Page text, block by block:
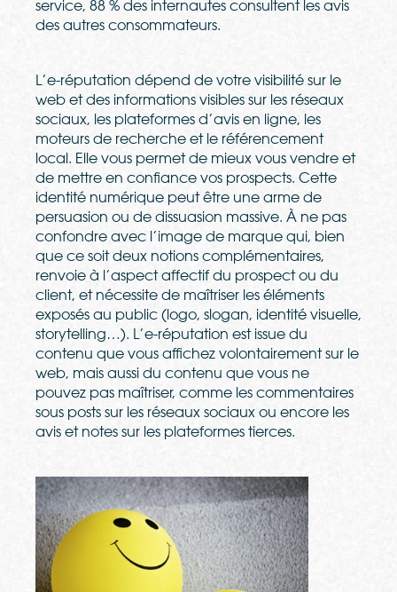
service, 88 % des internautes consultent les avis
des autres consommateurs.
L’e-réputation dépend de votre visibilité sur le
web et des informations visibles sur les réseaux
sociaux, les plateformes d’avis en ligne, les
moteurs de recherche et le référencement
local. Elle vous permet de mieux vous vendre et
de mettre en confiance vos prospects. Cette
identité numérique peut être une arme de
persuasion ou de dissuasion massive. À ne pas
confondre avec l’image de marque qui, bien
que ce soit deux notions complémentaires,
renvoie à l’aspect affectif du prospect ou du
client, et nécessite de maîtriser les éléments
exposés au public (logo, slogan, identité visuelle,
storytelling…). L’e-réputation est issue du
contenu que vous affichez volontairement sur le
web, mais aussi du contenu que vous ne
pouvez pas maîtriser, comme les commentaires
sous posts sur les réseaux sociaux ou encore les
avis et notes sur les plateformes tierces.